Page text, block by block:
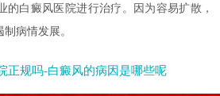
的白癜风医院进行治疗。因为容易扩散，
病情发展。
正规吗-白癜风的病因是哪些呢